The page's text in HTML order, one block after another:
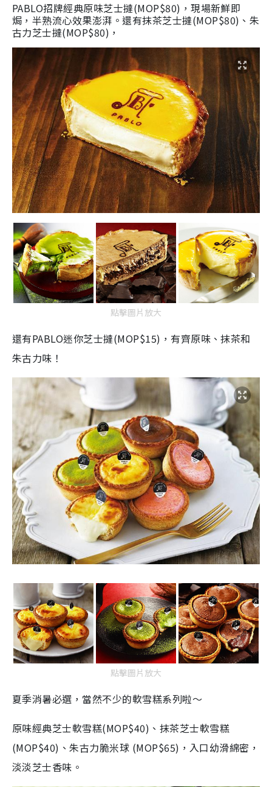
PABLO招牌經典原味芝士撻(MOP$80)，現場新鮮即
焗，半熟流心效果澎湃。還有抹茶芝士撻(MOP$80)、朱
古力芝士撻(MOP$80)，
點擊圖片放大
還有PABLO迷你芝士撻(MOP$15)，有齊原味、抹茶和
朱古力味！
點擊圖片放大
夏季消暑必選，當然不少的軟雪糕系列啦～
原味經典芝士軟雪糕(MOP$40)、抹茶芝士軟雪糕
(MOP$40)、朱古力脆米球 (MOP$65)，入口幼滑綿密，
淡淡芝士香味。